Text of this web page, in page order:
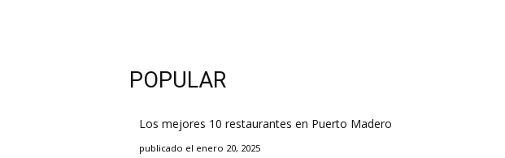
POPULAR
Los mejores 10 restaurantes en Puerto Madero
publicado el enero 20, 2025